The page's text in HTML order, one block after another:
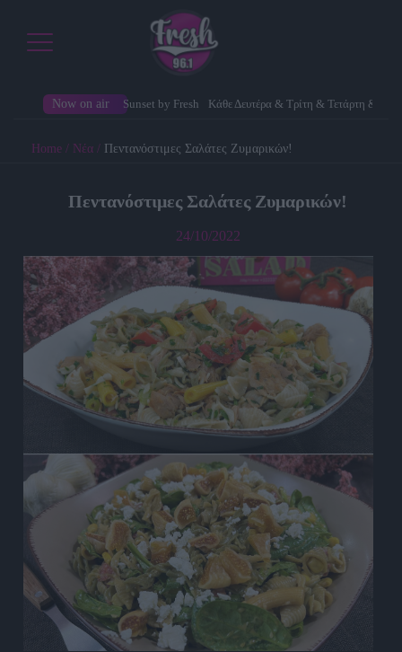
Now on air Sunset by Fresh Κάθε Δευτέρα & Τρίτη & Τετάρτη &
Home / Νέα / Πεντανόστιμες Σαλάτες Ζυμαρικών!
Πεντανόστιμες Σαλάτες Ζυμαρικών!
24/10/2022